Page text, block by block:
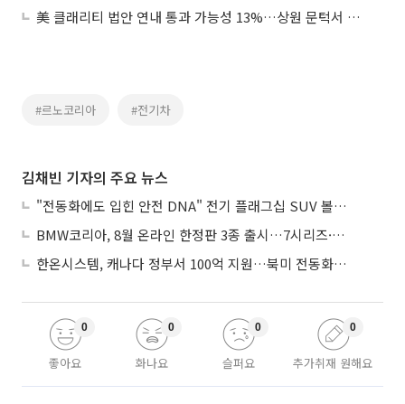
美 클래리티 법안 연내 통과 가능성 13%…상원 문턱서 제동
#르노코리아 #전기차
김채빈 기자의 주요 뉴스
"전동화에도 입힌 안전 DNA" 전기 플래그십 SUV 볼보 'EX90'
BMW코리아, 8월 온라인 한정판 3종 출시…7시리즈·X7·M340i 투어링
한온시스템, 캐나다 정부서 100억 지원…북미 전동화 시장 가속
좋아요
0
화나요
0
슬퍼요
0
추가취재 원해요
0